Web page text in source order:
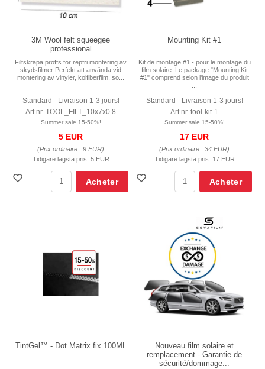
3M Wool felt squeegee
professional
Filtskrapa proffs för repfri montering av
skydsfilmer Perfekt att använda vid
montering av vinyler, kolfiberfilm, so...
Standard - Livraison 1-3 jours!
Art nr. TOOL_FILT_10x7x0.8
Summer sale 15-50%!
5 EUR
(Prix ordinaire : 9 EUR)
Tidigare lägsta pris: 5 EUR
Acheter
Mounting Kit #1
Kit de montage #1 - pour le montage du
film solaire. Le package "Mounting Kit
#1" comprend selon l'image du produit
Standard - Livraison 1-3 jours!
Art nr. tool-kit-1
Summer sale 15-50%!
17 EUR
(Prix ordinaire : 34 EUR)
Tidigare lägsta pris: 17 EUR
Acheter
TintGel™ - Dot Matrix fix 100ML
Nouveau film solaire et
remplacement - Garantie de
sécurité/dommage...